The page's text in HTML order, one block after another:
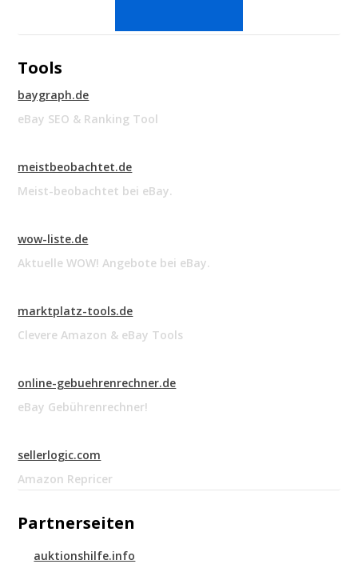
Tools
baygraph.de
eBay SEO & Ranking Tool
meistbeobachtet.de
Meist-beobachtet bei eBay.
wow-liste.de
Aktuelle WOW! Angebote bei eBay.
marktplatz-tools.de
Clevere Amazon & eBay Tools
online-gebuehrenrechner.de
eBay Gebührenrechner!
sellerlogic.com
Amazon Repricer
Partnerseiten
auktionshilfe.info